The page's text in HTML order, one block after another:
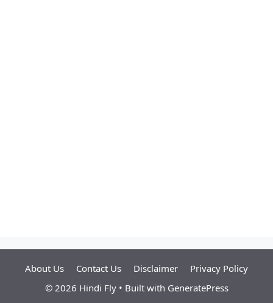
About Us Contact Us Disclaimer
Privacy Policy
© 2026 Hindi Fly• Built with GeneratePress